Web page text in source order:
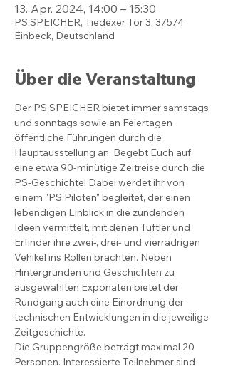
13. Apr. 2024, 14:00 – 15:30
PS.SPEICHER, Tiedexer Tor 3, 37574
Einbeck, Deutschland
Über die Veranstaltung
Der PS.SPEICHER bietet immer samstags
und sonntags sowie an Feiertagen
öffentliche Führungen durch die
Hauptausstellung an. Begebt Euch auf
eine etwa 90-minütige Zeitreise durch die
PS-Geschichte! Dabei werdet ihr von
einem "PS.Piloten" begleitet, der einen
lebendigen Einblick in die zündenden
Ideen vermittelt, mit denen Tüftler und
Erfinder ihre zwei-, drei- und vierrädrigen
Vehikel ins Rollen brachten. Neben
Hintergründen und Geschichten zu
ausgewählten Exponaten bietet der
Rundgang auch eine Einordnung der
technischen Entwicklungen in die jeweilige
Zeitgeschichte.
Die Gruppengröße beträgt maximal 20
Personen. Interessierte Teilnehmer sind